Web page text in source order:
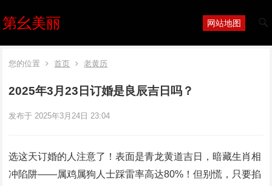
第幺美丽 网站地图
您的位置 首页 老黄历
2025年3月23日订婚是良辰吉日吗？
发布于 2025年3月24日 23:04
选这天订婚的人注意了！表面是青龙黄道吉日，暗藏生肖相
冲陷阱——属鸡属狗人士踩雷率高达80%！但别慌，只要掐